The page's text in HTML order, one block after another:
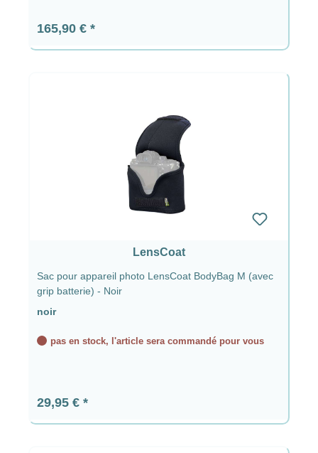
Prix régulier :
165,90 €
LensCoat
Sac pour appareil photo LensCoat BodyBag M (avec
grip batterie) - Noir
noir
pas en stock, l'article sera commandé pour vous
Prix régulier :
29,95 €